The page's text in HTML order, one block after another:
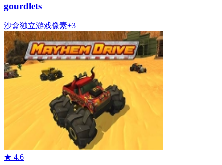
gourdlets
沙盒独立游戏像素+3
★ 4.6